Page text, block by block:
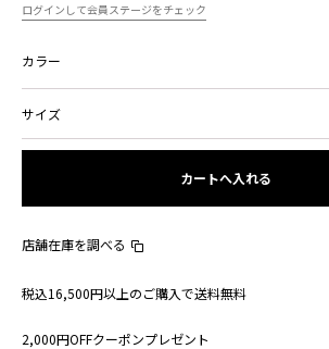
ログインして会員ステージをチェック
カラー
サイズ
カートへ入れる
店舗在庫を調べる
税込16,500円以上のご購入で送料無料
2,000円OFFクーポンプレゼント